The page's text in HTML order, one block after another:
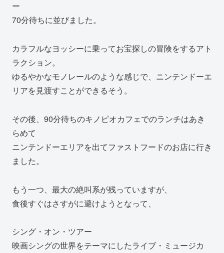
ー
70分待ちに並びました。
カラフルなヨッシーに乗ってお宝探しの冒険をするアト
ラクション。
ゆるやかなモノレールのような感じで、ニンテンドーエ
リアを見渡すことができるそう。
その後、90分待ちのキノピオカフェでのランチはあき
らめて
ニンテンドーエリアを出てファストフードのお店に行き
ました。
もう一つ、最大の絶叫系が残っていますが、
食後すぐはさすがに避けようとなって、
シング・オン・ツアー
映画シングの世界をテーマにしたライブ・ミュージカ